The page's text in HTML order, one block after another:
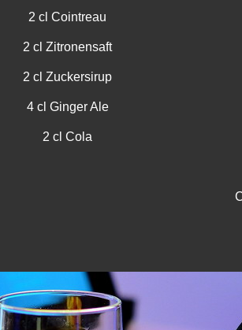
2 cl Cointreau
2 cl Zitronensaft
2 cl Zuckersirup
4 cl Ginger Ale
2 cl Cola